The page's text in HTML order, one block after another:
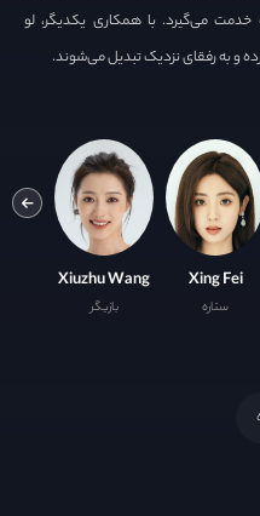
می‌گیرد. با همکاری یکدیگر، لو
و به رفقای نزدیک تبدیل می‌شوند.
Xing Fei
ستاره
Xiuzhu Wang
بازیگر